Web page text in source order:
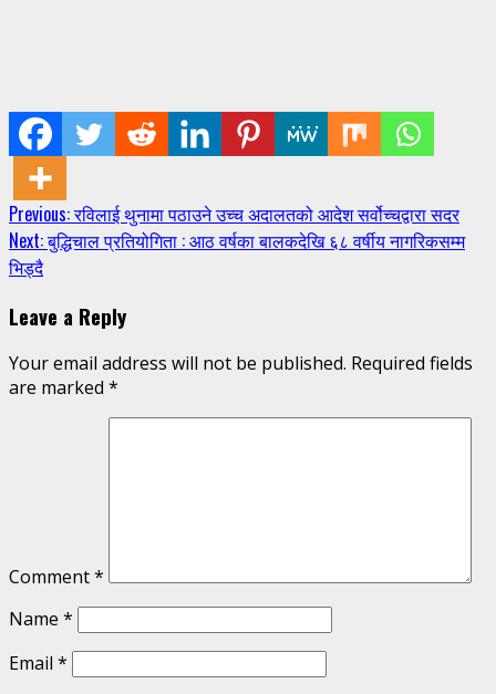
Continue
Reading
Previous:रविलाई थुनामा पठाउने उच्च अदालतको आदेश सर्वोच्चद्वारा सदर
Next:बुद्धिचाल प्रतियोगिता : आठ वर्षका बालकदेखि ६८ वर्षीय नागरिकसम्म
भिड्दै
Leave a Reply
Your email address will not be published. Required fields
are marked *
Comment*
Name *
Email *